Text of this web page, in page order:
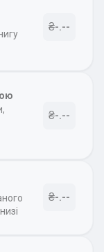
₴-.--
₴-.--
₴-.--